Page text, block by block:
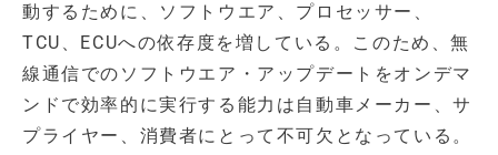
動するために、ソフトウエア、プロセッサー、
TCU、ECUへの依存度を増している。このため、無
線通信でのソフトウエア・アップデートをオンデマ
ンドで効率的に実行する能力は自動車メーカー、サ
プライヤー、消費者にとって不可欠となっている。